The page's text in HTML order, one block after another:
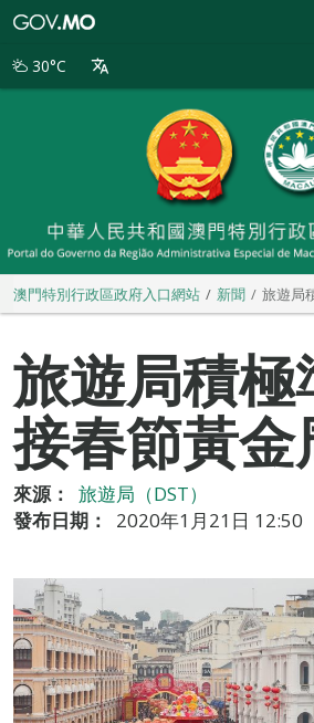
別
30°C
澳門特別行政區政府入口網站 新聞 旅遊局
旅遊局積極
接春節黃金
來源：
旅遊局（DST）
發布日期：
2020年1月21日 12:50